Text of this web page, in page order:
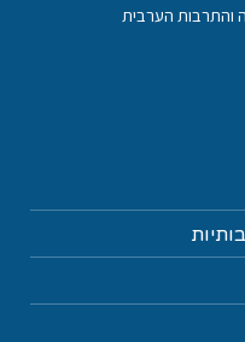
והתרבות הערבית